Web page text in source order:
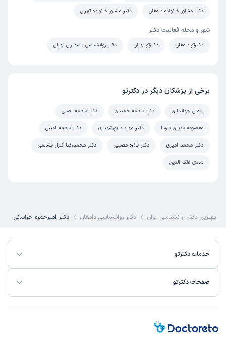
دکتر مشاور خانواده دامغان دکتر مشاور خانواده تهران
شهر و محله فعالیت دکتر
دکترتو دامغان دکترتو تهران دکتر روانشناسی پاسداران تهران
برخی از پزشکان دیگر در دکترتو
پیمان جهانداری دکتر فاطمه حمیدی دکتر فاطمه اصلی
معصومه قدیری پارسا دکتر مهرداد پورشهبازی دکتر فاطمه امینی
دکتر محمد امیری دکتر فائزه مصیبی دکتر محمدرضا گلزار فشالمی
شادی فلک الدین
بهترین دکتر روانشناسی ایران دکتر روانشناسی دامغان دکتر امیرحمزه خراسانی
خدمات دکترتو
صفحات دکترتو